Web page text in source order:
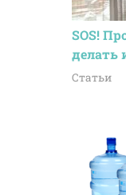
SOS!
делать
Статьи